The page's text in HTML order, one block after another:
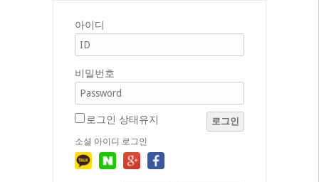
아이디
비밀번호
로그인 상태유지 로그인
소셜 아이디 로그인